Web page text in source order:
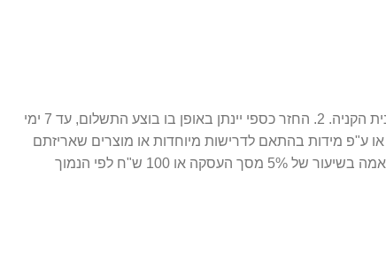
1. ניתן לבצע החלפה / זיכוי עתידי 14 יום מתאריך הרכישה בלבד, כאשר המוצר חדש ובאריזתו המקורית ( מוצר סגור לחלוטין. ) בצירוף חשבונית הקניה. 2. החזר כספי יינתן באופן בו בוצע התשלום, עד 7 ימי
ע"פ מידות בהתאם לדרישות מיוחדות או מוצרים שאריזתם
נפתחה. 3. התמונות הינן להמחשה בלבד. 4. חברת פרפיום אונליין רשאית לגבות דמי ביטול עסקה במקרה של ביטול שלא עקב פגם או אי התאמה בשיעור של 5% מסך העסקה או 100 ש"ח לפי הנמוך